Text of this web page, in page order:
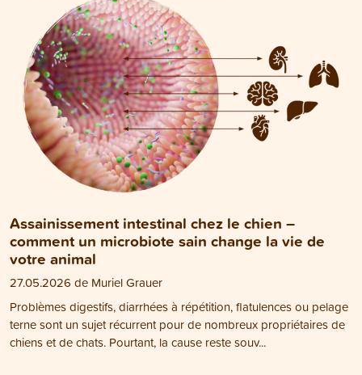
Assainissement intestinal chez le chien –
comment un microbiote sain change la vie de
votre animal
27.05.2026 de Muriel Grauer
Problèmes digestifs, diarrhées à répétition, flatulences ou pelage
terne sont un sujet récurrent pour de nombreux propriétaires de
chiens et de chats. Pourtant, la cause reste souv...